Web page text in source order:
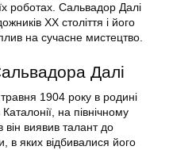
роботах. Сальвадор Далі
ХХ століття і його
на сучасне мистецтво.
Далі
1904 року в родині
на північному
він виявив талант до
в яких відбивалися його